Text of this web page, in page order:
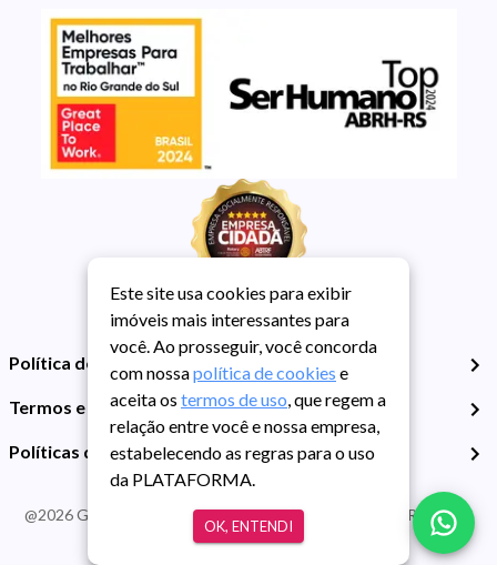
Política de Privacidade
Termos e Condições de Uso
Políticas de Cookies
@2026Guarida Imóvel. Todos os direitos reservados. CRECI RS -
413J | CNPJ Guarida: 89.398.606/0001-30
Este site usa cookies para exibir
imóveis mais interessantes para
você. Ao prosseguir, você concorda
com nossapolítica de cookies e
aceita os termos de uso, que regem a
relação entre você e nossa empresa,
estabelecendo as regras para o uso
da PLATAFORMA.
OK, ENTENDI